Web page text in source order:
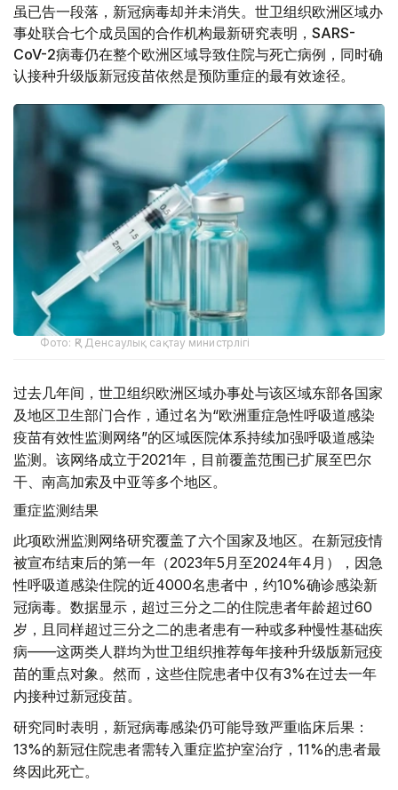
虽已告一段落，新冠病毒却并未消失。世卫组织欧洲区域办
事处联合七个成员国的合作机构最新研究表明，SARS-
CoV-2病毒仍在整个欧洲区域导致住院与死亡病例，同时确
认接种升级版新冠疫苗依然是预防重症的最有效途径。
Фото: ҚР Денсаулық сақтау министрлігі
过去几年间，世卫组织欧洲区域办事处与该区域东部各国家
及地区卫生部门合作，通过名为“欧洲重症急性呼吸道感染
疫苗有效性监测网络”的区域医院体系持续加强呼吸道感染
监测。该网络成立于2021年，目前覆盖范围已扩展至巴尔
干、南高加索及中亚等多个地区。
重症监测结果
此项欧洲监测网络研究覆盖了六个国家及地区。在新冠疫情
被宣布结束后的第一年（2023年5月至2024年4月），因急
性呼吸道感染住院的近4000名患者中，约10%确诊感染新
冠病毒。数据显示，超过三分之二的住院患者年龄超过60
岁，且同样超过三分之二的患者患有一种或多种慢性基础疾
病——这两类人群均为世卫组织推荐每年接种升级版新冠疫
苗的重点对象。然而，这些住院患者中仅有3%在过去一年
内接种过新冠疫苗。
研究同时表明，新冠病毒感染仍可能导致严重临床后果：
13%的新冠住院患者需转入重症监护室治疗，11%的患者最
终因此死亡。